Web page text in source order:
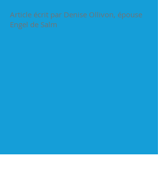
Article écrit par Denise Ollivon, épouse
Engel de Salm